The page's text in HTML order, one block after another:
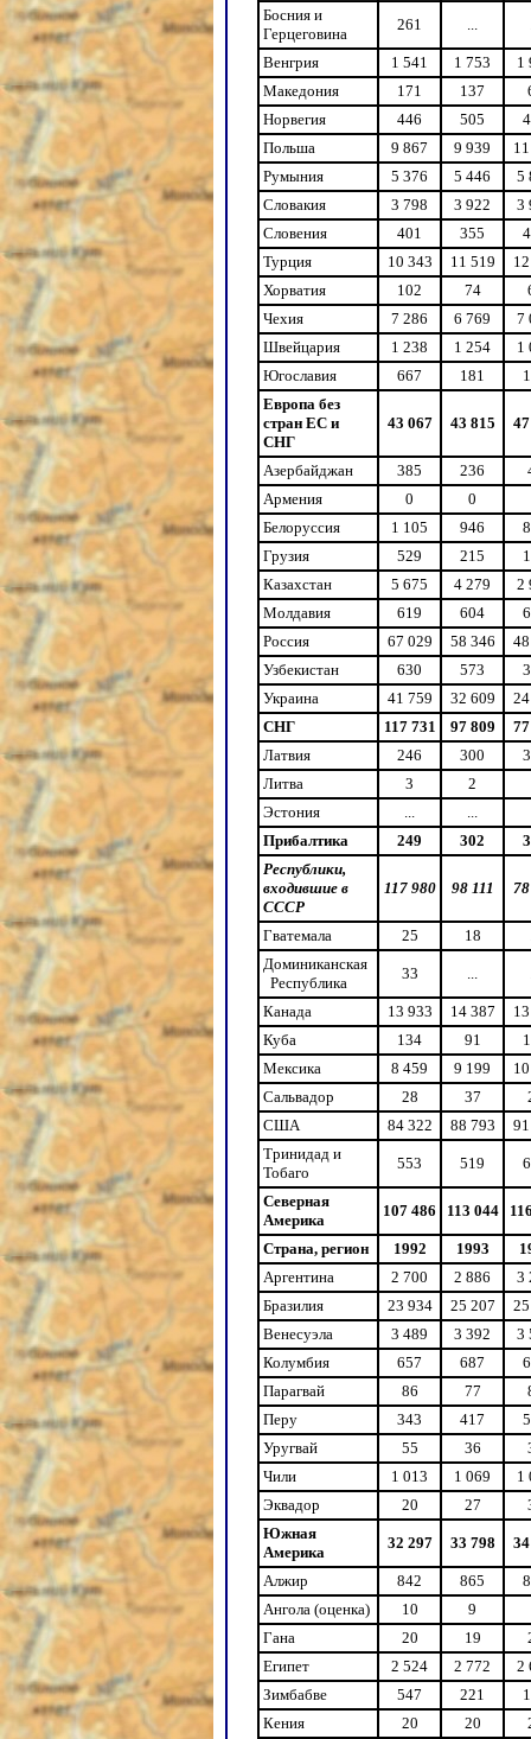
Босния и
Герцеговина
261
Венгрия 1 541 1 753
1
Македония
171 137
Норвегия
446 505
Польша
9 867 9 939
Румыния
5 376 5 446
5
Словакия
3 798 3 922
3
Словения
401 355
Турция
10 343 11 519
Хорватия
102 74
Чехия
7 286 6 769
7
Швейцария
1 238 1 254
1
Югославия
667 181
Европа без
стран ЕС и
СНГ
43 067 43 815
Азербайджан 385 236
Армения
0
0
Белоруссия
1 105 946
Грузия
529 215
Казахстан
5 675 4 279
2
Молдавия
619 604
Россия
67 029 58 346
Узбекистан
630 573
Украина
41 759 32 609
СНГ
117 731 97 809
Латвия
246 300
Литва
3
2
Эстония
Прибалтика
249 302
Республики,
входившие в
СССР
117 980 98 111
Гватемала 25 18
Доминиканская
Республика
33
Канада 13 933 14 387
Куба
134 91
Мексика
8 459 9 199
Сальвадор
28 37
США
84 322 88 793
Тринидад и
Тобаго
553 519
Северная
Америка
107 486 113 044
Страна, регион 1992 1993
Аргентина
2 700 2 886
3
Бразилия
23 934 25 207
Венесуэла
3 489 3 392
3
Колумбия
657 687
Парагвай
86 77
Перу
343 417
Уругвай
55 36
Чили
1 013 1 069
1
Эквадор
20 27
Южная
Америка
32 297 33 798
Алжир 842 865
Ангола (оценка)
10
9
Гана
20 19
Египет
2 524 2 772
2
Зимбабве
547 221
Кения
20 20